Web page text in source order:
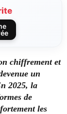
chiffrement et
un
2025, la
de
les